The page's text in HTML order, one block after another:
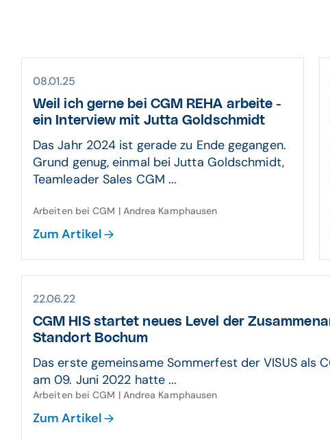
08.01.25
Weil ich gerne bei CGM REHA arbeite -
ein Interview mit Jutta Goldschmidt
Das Jahr 2024 ist gerade zu Ende gegangen.
Grund genug, einmal bei Jutta Goldschmidt,
Teamleader Sales CGM ...
Arbeiten bei CGM | Andrea Kamphausen
Zum Artikel
22.06.22
CGM HIS startet neues Level der
Standort Bochum
Das erste gemeinsame Sommerfest der VISUS als
am 09. Juni 2022 hatte ...
Arbeiten bei CGM | Andrea Kamphausen
Zum Artikel